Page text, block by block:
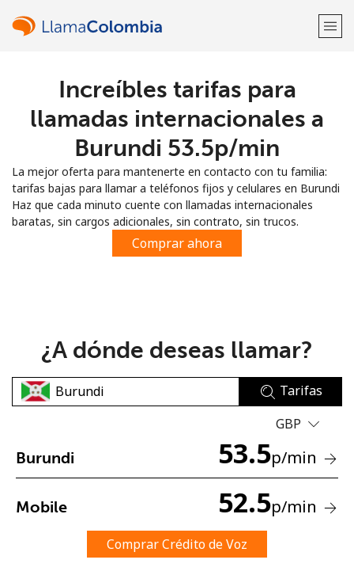
¡Bienvenido!
Regístrate con
No se ha creado una contraseña
Mínimo 8 caracteres
Un caracter especial
Increíbles tarifas para
llamadas internacionales a
Burundi ⁦53.5p⁩/min
La mejor oferta para mantenerte en contacto con tu familia:
tarifas bajas para llamar a teléfonos fijos y celulares en Burundi
Haz que cada minuto cuente con llamadas internacionales
baratas, sin cargos adicionales, sin contrato, sin trucos.
Comprar ahora
¿A dónde deseas llamar?
Tarifas
GBP
Burundi 53.5p/min
Mobile 52.5p/min
Comprar Crédito de Voz